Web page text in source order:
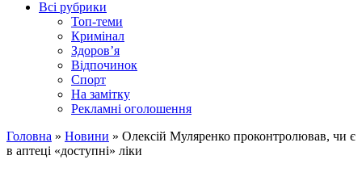
Всі рубрики
Топ-теми
Кримінал
Здоров’я
Відпочинок
Спорт
На замітку
Рекламні оголошення
Головна » Новини » Олексій Муляренко проконтролював, чи є
в аптеці «доступні» ліки